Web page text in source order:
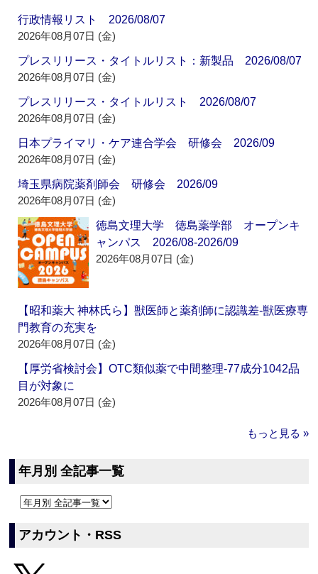
行政情報リスト 2026/08/07
2026年08月07日 (金)
プレスリリース・タイトルリスト：新製品 2026/08/07
2026年08月07日 (金)
プレスリリース・タイトルリスト 2026/08/07
2026年08月07日 (金)
日本プライマリ・ケア連合学会 研修会 2026/09
2026年08月07日 (金)
埼玉県病院薬剤師会 研修会 2026/09
2026年08月07日 (金)
徳島文理大学 徳島薬学部 オープンキ
ャンパス 2026/08-2026/09
2026年08月07日 (金)
【昭和薬大 神林氏ら】獣医師と薬剤師に認識差‐獣医療専
門教育の充実を
2026年08月07日 (金)
【厚労省検討会】OTC類似薬で中間整理‐77成分1042品
目が対象に
2026年08月07日 (金)
もっと見る »
年月別 全記事一覧
アカウント・RSS